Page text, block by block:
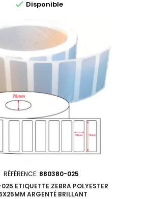
étiq/rouleau :
entre étiquettes :
: 8 rouleauxProduit non tenu en
Consultez-nous pour un devis
personnalisé.En...
 Disponible
RÉFÉRENCE: 880380-025
ETIQUETTE ZEBRA POLYESTER
ARGENTÉ BRILLANT